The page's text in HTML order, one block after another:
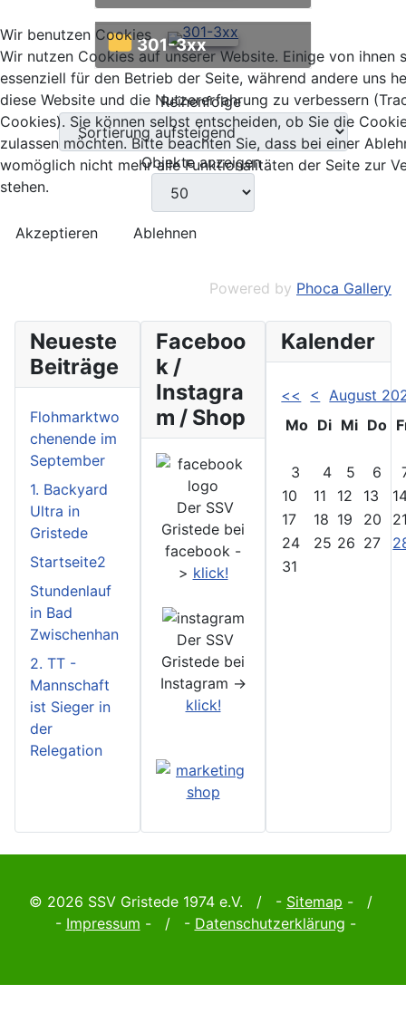
301-3xx
Reihenfolge
Objekte anzeigen
Powered by Phoca Gallery
Neueste
Beiträge
Flohmarktwo
chenende im
September
1. Backyard
Ultra in
Gristede
Startseite2
Stundenlauf
in Bad
Zwischenhan
2. TT -
Mannschaft
ist Sieger in
der
Relegation
Faceboo
k /
Instagra
m / Shop
Der SSV
Gristede bei
facebook -
> klick!
Der SSV
Gristede bei
Instagram ->
klick!
Kalender
<< <
August
Mo Di Mi Do
3 4 5 6
10
11 12 13
17
18 19 20
24
25 26 27
31
© 2026 SSV Gristede 1974 e.V. / - Sitemap - /
- Impressum - / - Datenschutzerklärung -
Wir benutzen Cookies
Wir nutzen Cookies auf unserer Website. Einige von ihnen
essenziell für den Betrieb der Seite, während andere uns
diese Website und die Nutzererfahrung zu verbessern
Cookies). Sie können selbst entscheiden, ob Sie die
zulassen möchten. Bitte beachten Sie, dass bei einer
womöglich nicht mehr alle Funktionalitäten der Seite zur
stehen.
Akzeptieren Ablehnen